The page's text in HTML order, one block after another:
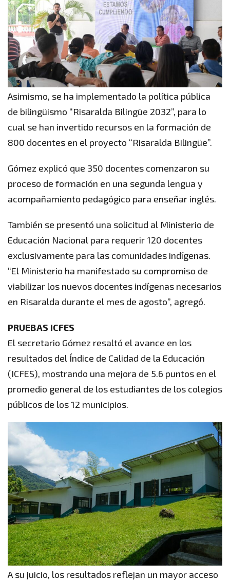
Asimismo, se ha implementado la política pública
de bilingüismo “Risaralda Bilingüe 2032”, para lo
cual se han invertido recursos en la formación de
800 docentes en el proyecto “Risaralda Bilingüe”.
Gómez explicó que 350 docentes comenzaron su
proceso de formación en una segunda lengua y
acompañamiento pedagógico para enseñar inglés.
También se presentó una solicitud al Ministerio de
Educación Nacional para requerir 120 docentes
exclusivamente para las comunidades indígenas.
“El Ministerio ha manifestado su compromiso de
viabilizar los nuevos docentes indígenas necesarios
en Risaralda durante el mes de agosto”, agregó.
PRUEBAS ICFES
El secretario Gómez resaltó el avance en los
resultados del Índice de Calidad de la Educación
(ICFES), mostrando una mejora de 5.6 puntos en el
promedio general de los estudiantes de los colegios
públicos de los 12 municipios.
A su juicio, los resultados reflejan un mayor acceso